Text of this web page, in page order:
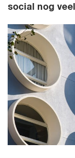
social nog